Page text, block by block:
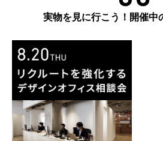
実物を見に行こう！開催中